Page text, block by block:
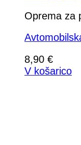
Oprema za
8,90 €
V košarico